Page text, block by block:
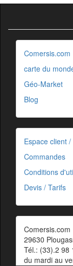
Comersis.com
carte du
Géo-Market
Blog
Espace client
Commandes
Conditions
Devis / Tarifs
Comersis.com
29630
Tél.: (33).2 98
du mardi au